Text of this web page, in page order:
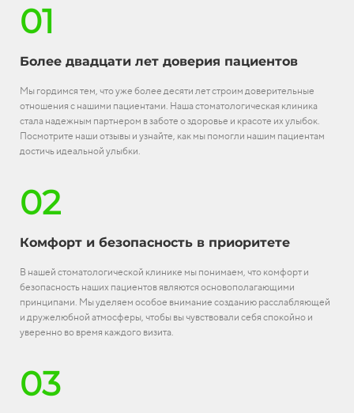
01
Более двадцати лет доверия пациентов
Мы гордимся тем, что уже более десяти лет строим доверительные
отношения с нашими пациентами. Наша стоматологическая клиника
стала надежным партнером в заботе о здоровье и красоте их улыбок.
Посмотрите наши отзывы и узнайте, как мы помогли нашим пациентам
достичь идеальной улыбки.
02
Комфорт и безопасность в приоритете
В нашей стоматологической клинике мы понимаем, что комфорт и
безопасность наших пациентов являются основополагающими
принципами. Мы уделяем особое внимание созданию расслабляющей
и дружелюбной атмосферы, чтобы вы чувствовали себя спокойно и
уверенно во время каждого визита.
03